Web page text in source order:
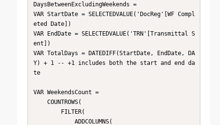
DaysBetweenExcludingWeekends =
VAR StartDate = SELECTEDVALUE('DocReg'[WF Compl
eted Date])
VAR EndDate = SELECTEDVALUE('TRN'[Transmittal S
ent])
VAR TotalDays = DATEDIFF(StartDate, EndDate, DA
Y) + 1 -- +1 includes both the start and end da
te
VAR WeekendsCount =